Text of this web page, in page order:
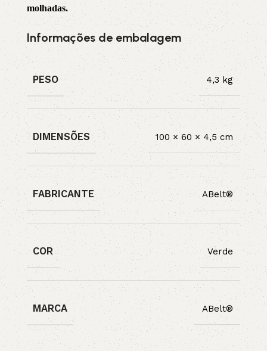
molhadas.
Informações de embalagem
PESO 4,3 kg
DIMENSÕES 100 × 60 × 4,5 cm
FABRICANTE ABelt®
COR Verde
MARCA ABelt®